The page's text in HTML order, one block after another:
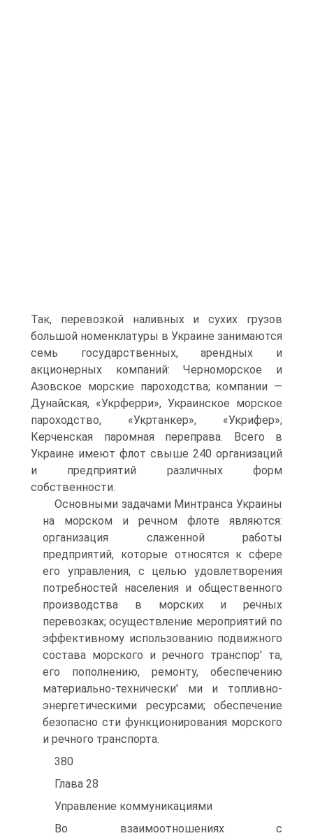
Так, перевозкой наливных и сухих грузов
большой номенклатуры в Украине занимаются
семь государственных, арендных и
акционерных компаний: Черноморское и
Азовское морские пароходства; компании —
Дунайская, «Укрферри», Украинское морское
пароходство, «Укртанкер», «Укрифер»;
Керченская паромная переправа. Всего в
Украине имеют флот свыше 240 организаций
и предприятий различных форм
собственности.
Основными задачами Минтранса Украины
на морском и речном флоте являются:
организация слаженной работы
предприятий, которые относятся к сфере
его управления, с целью удовлетворения
потребностей населения и общественного
производства в морских и речных
перевозках; осуществление мероприятий по
эффективному использованию подвижного
состава морского и речного транспор' та,
его пополнению, ремонту, обеспечению
материально-технически' ми и топливно-
энергетическими ресурсами; обеспечение
безопасно сти функционирования морского
и речного транспорта.
380
Глава 28
Управление коммуникациями
Во взаимоотношениях с